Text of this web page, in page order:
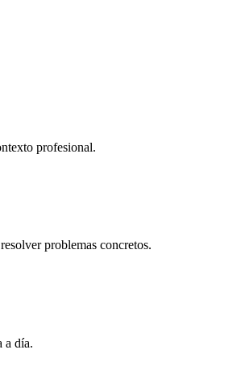
profesional.
problemas concretos.
a día.